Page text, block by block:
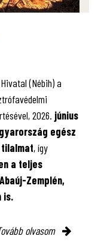
(Nébih) a
2026. június
egész
, így
a teljes
Zemplén,
is.
olvasom